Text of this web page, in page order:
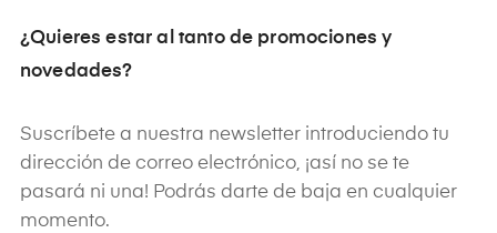
¿Quieres estar al tanto de promociones y
novedades?
Suscríbete a nuestra newsletter introduciendo tu
dirección de correo electrónico, ¡así no se te
pasará ni una! Podrás darte de baja en cualquier
momento.